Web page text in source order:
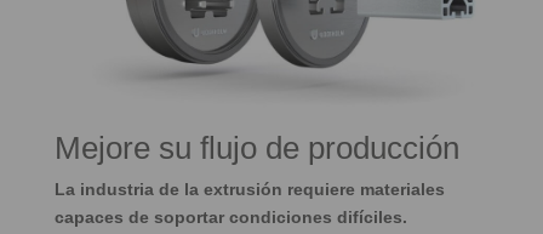
Mejore su flujo de producción
La industria de la extrusión requiere materiales
capaces de soportar condiciones difíciles.